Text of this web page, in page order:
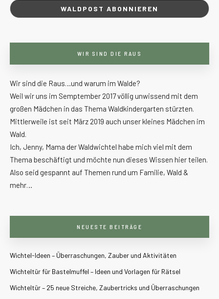
WIR SIND DIE RAUS
Wir sind die Raus…und warum im Walde?
Weil wir uns im Semptember 2017 völlig unwissend mit dem
großen Mädchen in das Thema Waldkindergarten stürzten.
Mittlerweile ist seit März 2019 auch unser kleines Mädchen im
Wald.
Ich, Jenny, Mama der Waldwichtel habe mich viel mit dem
Thema beschäftigt und möchte nun dieses Wissen hier teilen.
Also seid gespannt auf Themen rund um Familie, Wald &
mehr…
NEUESTE BEITRÄGE
Wichtel-Ideen – Überraschungen, Zauber und Aktivitäten
Wichteltür für Bastelmuffel – Ideen und Vorlagen für Rätsel
Wichteltür – 25 neue Streiche, Zaubertricks und Überraschungen